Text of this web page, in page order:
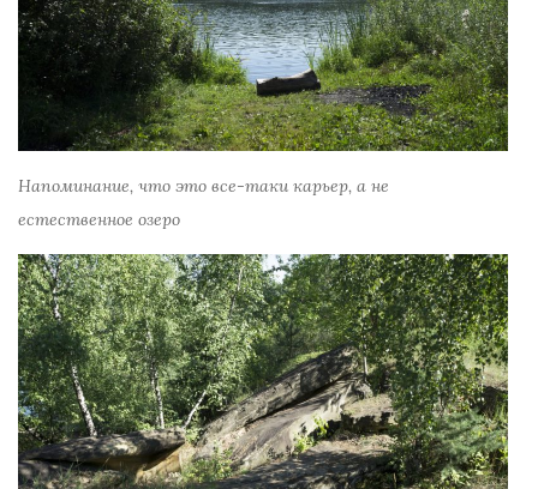
Напоминание, что это все-таки карьер, а не
естественное озеро